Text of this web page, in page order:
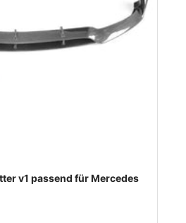
v1 passend für Mercedes